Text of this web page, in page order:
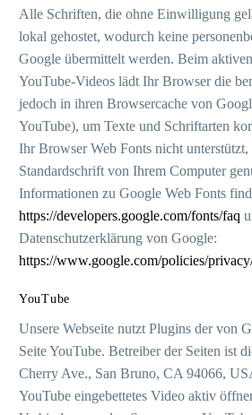
Alle Schriften, die ohne Einwilligung
lokal gehostet, wodurch keine
Google übermittelt werden. Beim
YouTube-Videos lädt Ihr Browser die
jedoch in ihren Browsercache von
YouTube), um Texte und Schriftarten
Ihr Browser Web Fonts nicht
Standardschrift von Ihrem Computer
Informationen zu Google Web Fonts
https://developers.google.com/fonts/faq
Datenschutzerklärung von Google:
https://www.google.com/policies/
YouTube
Unsere Webseite nutzt Plugins der von
Seite YouTube. Betreiber der Seiten ist
Cherry Ave., San Bruno, CA 94066,
YouTube eingebettetes Video aktiv